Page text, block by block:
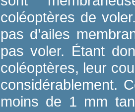
coléoptères de
pas d’ailes
pas voler. Étant
coléoptères, leur
considérablement.
moins de 1 mm